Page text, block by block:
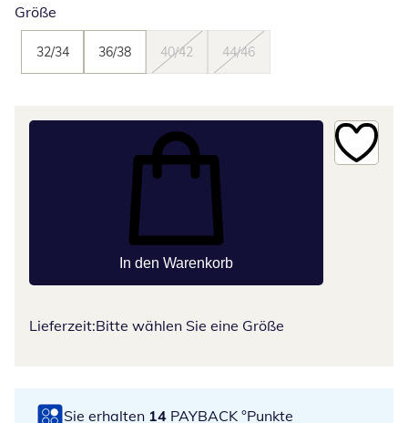
Größe
32/34 36/38 40/42 44/46
In den Warenkorb
Lieferzeit:Bitte wählen Sie eine Größe
Sie erhalten 14 PAYBACK °Punkte